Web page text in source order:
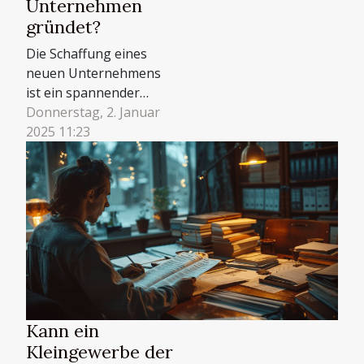
Kann ein
Kleingewerbe der
Unternehmen
gründet?
Die Schaffung eines
neuen Unternehmens
ist ein spannender
Schritt voller
Möglichkeiten und
Herausforderungen.
Der Prozess erfordert
sorgfältige Planung,
Hingabe und einen
strategischen Ansatz.
Dieser Artikel bietet
einen umfassenden
Leitfaden zu den
Schlüsselaspekten,
die zukünftige
Unternehmer...
Donnerstag, 2. Januar
2025 11:23